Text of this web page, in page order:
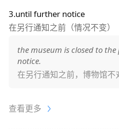
3.until further notice
在另行通知之前（情况不变）
the museum is closed to
notice.
在另行通知之前，博物馆不
查看更多